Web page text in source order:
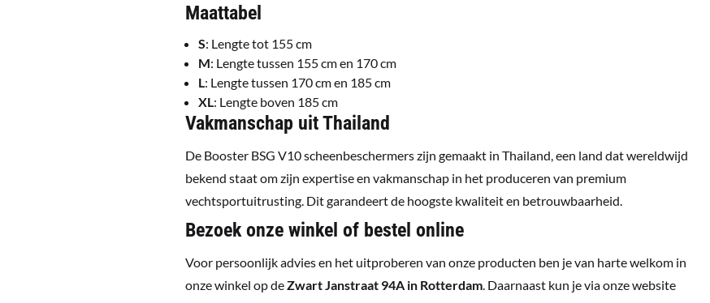
Maattabel
S: Lengte tot 155 cm
M: Lengte tussen 155 cm en 170 cm
L : Lengte tussen 170 cm en 185 cm
XL : Lengte boven 185 cm
Vakmanschap uit Thailand
De Booster BSG V10 scheenbeschermers zijn gemaakt in Thailand, een land dat wereldwijd
bekend staat om zijn expertise en vakmanschap in het produceren van premium
vechtsportuitrusting. Dit garandeert de hoogste kwaliteit en betrouwbaarheid.
Bezoek onze winkel of bestel online
Voor persoonlijk advies en het uitproberen van onze producten ben je van harte welkom in
onze winkel op deZwart Janstraat 94A in Rotterdam. Daarnaast kun je via onze website